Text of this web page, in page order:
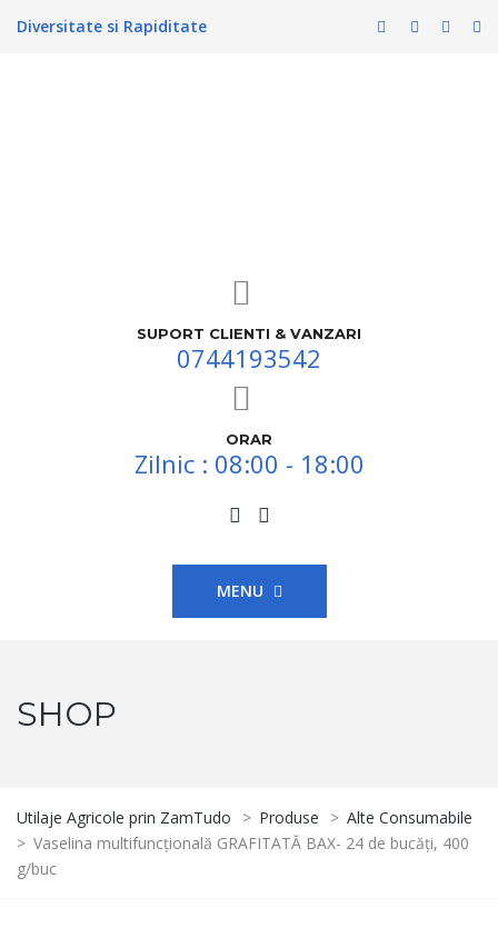
Diversitate si Rapiditate
SUPORT CLIENTI & VANZARI
0744193542
ORAR
Zilnic : 08:00 - 18:00
MENU
SHOP
Utilaje Agricole prin ZamTudo > Produse > Alte Consumabile
> Vaselina multifuncțională GRAFITATĂ BAX- 24 de bucăți, 400
g/buc